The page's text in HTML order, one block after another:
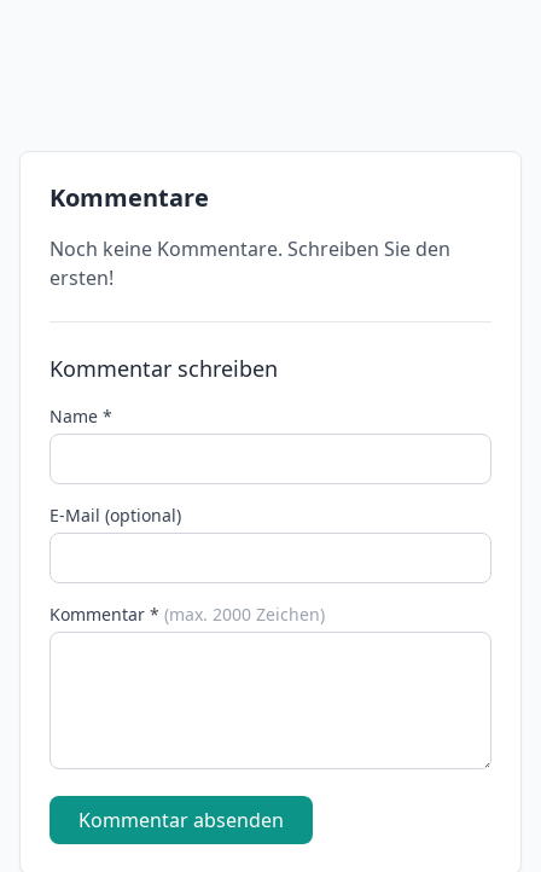
Kommentare
Noch keine Kommentare. Schreiben Sie den
ersten!
Kommentar schreiben
Name *
E-Mail (optional)
Kommentar * (max. 2000 Zeichen)
Kommentar absenden